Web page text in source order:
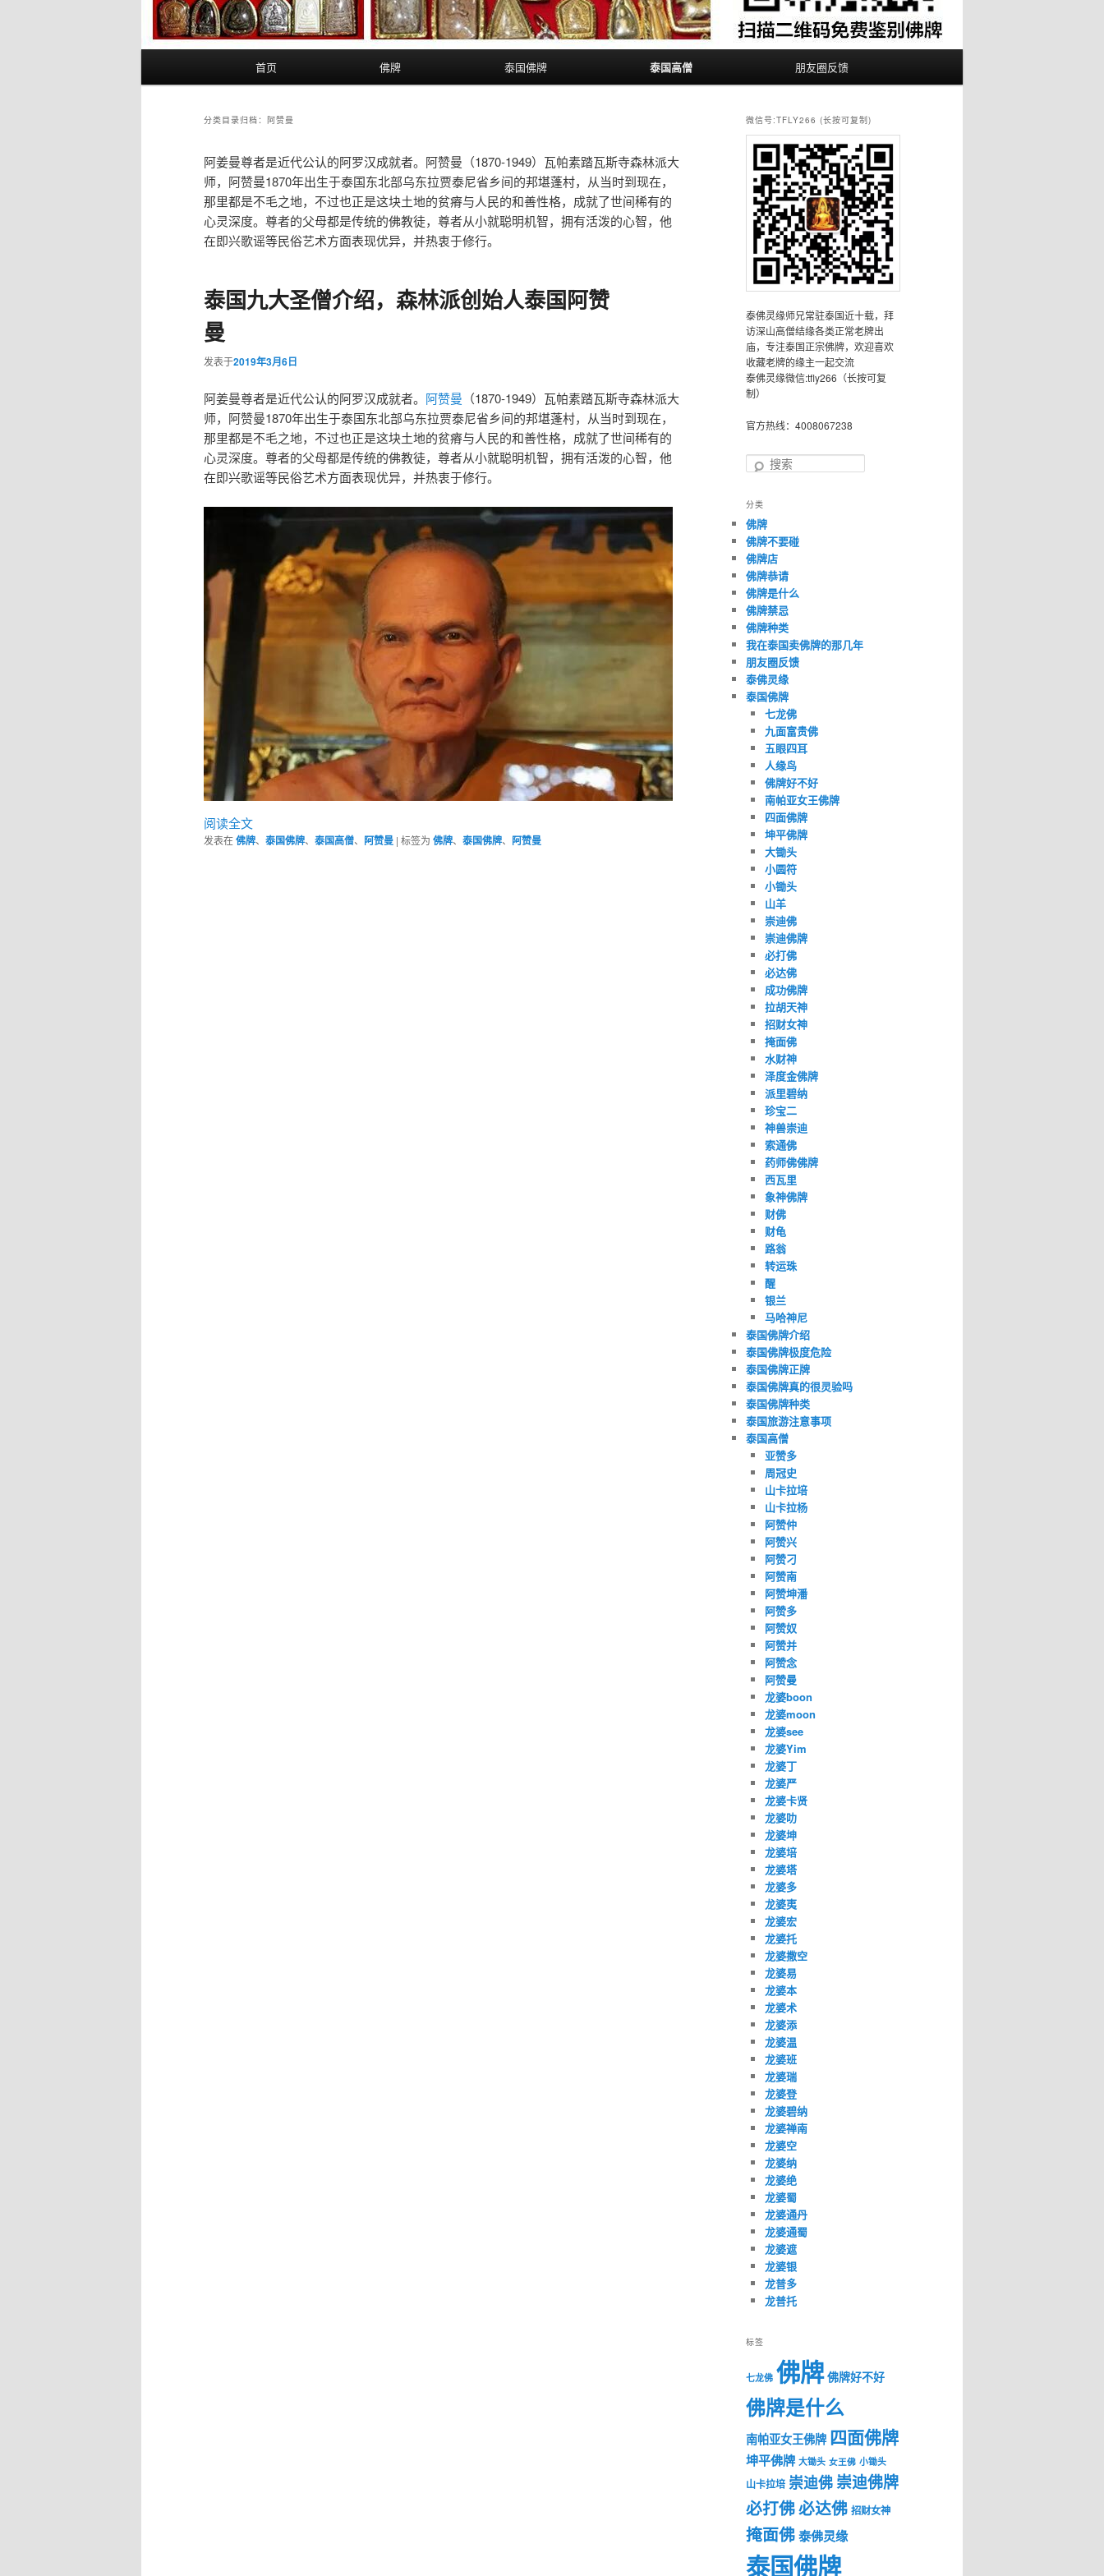
首页 佛牌 泰国佛牌 泰国高僧 朋友圈反馈
分类目录归档： 阿赞曼
阿姜曼尊者是近代公认的阿罗汉成就者。阿赞曼（1870-1949）瓦帕素踏瓦斯寺森林派大
师，阿赞曼1870年出生于泰国东北部乌东拉贾泰尼省乡间的邦堪蓬村，从当时到现在，
那里都是不毛之地，不过也正是这块土地的贫瘠与人民的和善性格，成就了世间稀有的
心灵深度。尊者的父母都是传统的佛教徒，尊者从小就聪明机智，拥有活泼的心智，他
在即兴歌谣等民俗艺术方面表现优异，并热衷于修行。
泰国九大圣僧介绍，森林派创始人泰国阿赞
曼
发表于2019年3月6日
阿姜曼尊者是近代公认的阿罗汉成就者。 阿赞曼 （1870-1949）瓦帕素踏瓦斯寺森林派大
师，阿赞曼1870年出生于泰国东北部乌东拉贾泰尼省乡间的邦堪蓬村，从当时到现在，
那里都是不毛之地，不过也正是这块土地的贫瘠与人民的和善性格，成就了世间稀有的
心灵深度。尊者的父母都是传统的佛教徒，尊者从小就聪明机智，拥有活泼的心智，他
在即兴歌谣等民俗艺术方面表现优异，并热衷于修行。
阅读全文
发表在佛牌、 泰国佛牌、 泰国高僧、 阿赞曼 | 标签为 佛牌、 泰国佛牌、 阿赞曼
微信号:TFLY266 (长按可复制)
泰佛灵缘师兄常驻泰国近十载，拜
访深山高僧结缘各类正常老牌出
庙，专注泰国正宗佛牌，欢迎喜欢
收藏老牌的缘主一起交流
泰佛灵缘微信:tfly266（长按可复
制）
官方热线：4008067238
搜
分类
佛牌
佛牌不要碰
佛牌店
佛牌恭请
佛牌是什么
佛牌禁忌
佛牌种类
我在泰国卖佛牌的那几年
朋友圈反馈
泰佛灵缘
泰国佛牌
七龙佛
九面富贵佛
五眼四耳
人缘鸟
佛牌好不好
南帕亚女王佛牌
四面佛牌
坤平佛牌
大锄头
小圆符
小锄头
山羊
崇迪佛
崇迪佛牌
必打佛
必达佛
成功佛牌
拉胡天神
招财女神
掩面佛
水财神
泽度金佛牌
派里碧纳
珍宝二
神兽崇迪
索通佛
药师佛佛牌
西瓦里
象神佛牌
财佛
财龟
路翁
转运珠
醒
银兰
马哈神尼
泰国佛牌介绍
泰国佛牌极度危险
泰国佛牌正牌
泰国佛牌真的很灵验吗
泰国佛牌种类
泰国旅游注意事项
泰国高僧
亚赞多
周冠史
山卡拉培
山卡拉杨
阿赞仲
阿赞兴
阿赞刁
阿赞南
阿赞坤潘
阿赞多
阿赞奴
阿赞并
阿赞念
阿赞曼
龙婆boon
龙婆moon
龙婆see
龙婆Yim
龙婆丁
龙婆严
龙婆卡贤
龙婆叻
龙婆坤
龙婆培
龙婆塔
龙婆多
龙婆夷
龙婆宏
龙婆托
龙婆撒空
龙婆易
龙婆本
龙婆术
龙婆添
龙婆温
龙婆班
龙婆瑞
龙婆登
龙婆碧纳
龙婆禅南
龙婆空
龙婆纳
龙婆绝
龙婆蜀
龙婆通丹
龙婆通蜀
龙婆遮
龙婆银
龙普多
龙普托
标签
七龙佛 佛牌 佛牌好不好
佛牌是什么
南帕亚女王佛牌 四面佛牌
坤平佛牌 大锄头 女王佛 小锄头
山卡拉培 崇迪佛崇迪佛牌
必打佛必达佛 招财女神
掩面佛泰佛灵缘
泰国佛牌